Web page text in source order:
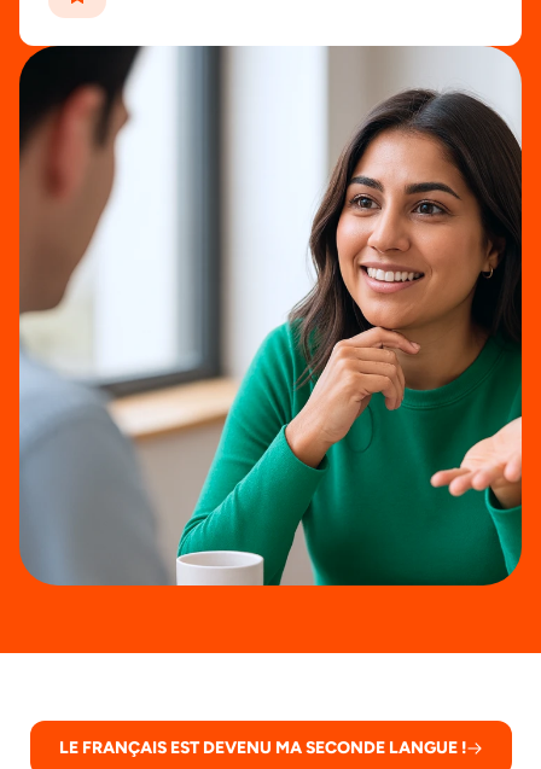
LE FRANÇAIS EST DEVENU MA SECONDE LANGUE !